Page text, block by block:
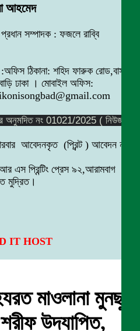
আহমেদ
প্রধান সম্পাদক : ফজলে রাব্বি
:অফিস ঠিকানা: শহিদ ফারুক রোড,বাসা
ঢাকা । মোবাইল অফিস:
অনুমদিত নং 01021/2025 ( নিউজ
আবেদনকৃত (প্রিন্ট ) আবেদন নং
এস প্রিন্টিং প্রেস ৯২,আরামবাগ
মুদ্রিত।
IT HOST
মাওলানা মুনছুর
উদযাপিত,